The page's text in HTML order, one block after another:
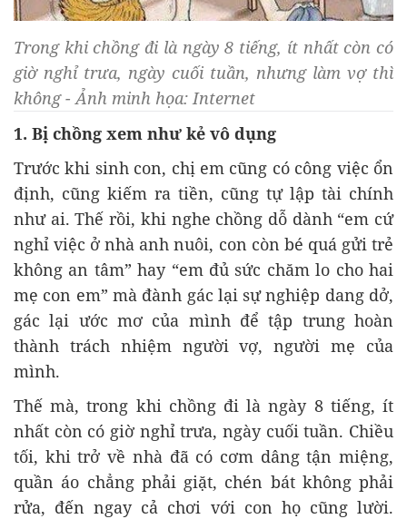
Trong khi chồng đi là ngày 8 tiếng, ít nhất còn có
giờ nghỉ trưa, ngày cuối tuần, nhưng làm vợ thì
không - Ảnh minh họa: Internet
1. Bị chồng xem như kẻ vô dụng
Trước khi sinh con, chị em cũng có công việc ổn
định, cũng kiếm ra tiền, cũng tự lập tài chính
như ai. Thế rồi, khi nghe chồng dỗ dành “em cứ
nghỉ việc ở nhà anh nuôi, con còn bé quá gửi trẻ
không an tâm” hay “em đủ sức chăm lo cho hai
mẹ con em” mà đành gác lại sự nghiệp dang dở,
gác lại ước mơ của mình để tập trung hoàn
thành trách nhiệm người vợ, người mẹ của
mình.
Thế mà, trong khi chồng đi là ngày 8 tiếng, ít
nhất còn có giờ nghỉ trưa, ngày cuối tuần. Chiều
tối, khi trở về nhà đã có cơm dâng tận miệng,
quần áo chẳng phải giặt, chén bát không phải
rửa, đến ngay cả chơi với con họ cũng lười.